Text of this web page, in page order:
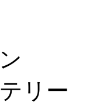
リー